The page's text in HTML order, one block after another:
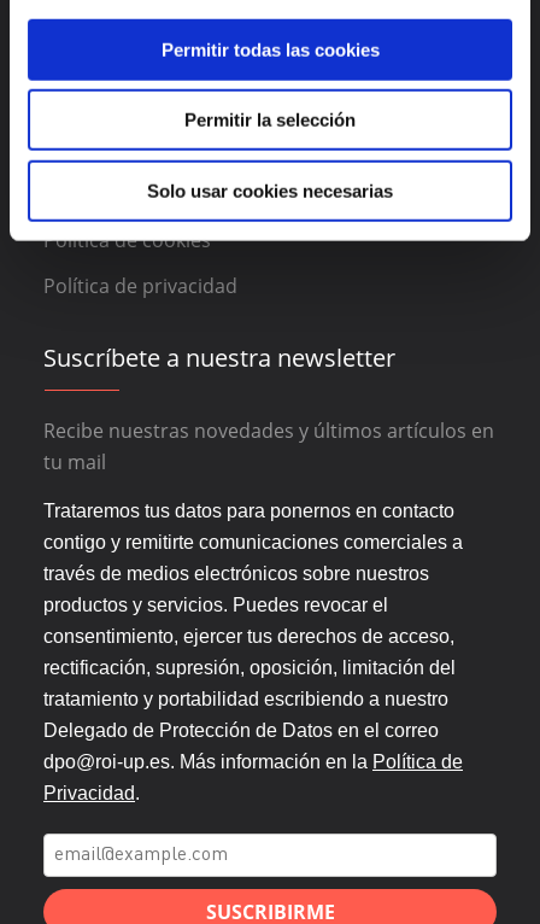
Permitir todas las cookies
Permitir la selección
Solo usar cookies necesarias
Contacto
Legal
Política de cookies
Política de privacidad
Suscríbete a nuestra newsletter
Recibe nuestras novedades y últimos artículos en
tu mail
Trataremos tus datos para ponernos en contacto
contigo y remitirte comunicaciones comerciales a
través de medios electrónicos sobre nuestros
productos y servicios. Puedes revocar el
consentimiento, ejercer tus derechos de acceso,
rectificación, supresión, oposición, limitación del
tratamiento y portabilidad escribiendo a nuestro
Delegado de Protección de Datos en el correo
dpo@roi-up.es. Más información en la Política de
Privacidad.
SUSCRIBIRME